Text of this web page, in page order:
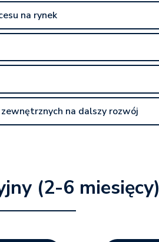
na rynek
na dalszy rozwój
(2-6 miesięcy)